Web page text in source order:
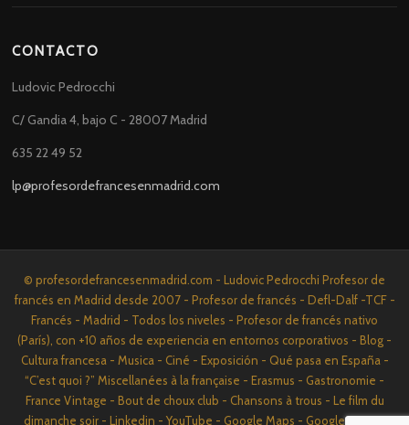
CONTACTO
Ludovic Pedrocchi
C/ Gandia 4, bajo C - 28007 Madrid
635 22 49 52
lp@profesordefrancesenmadrid.com
© profesordefrancesenmadrid.com - Ludovic Pedrocchi Profesor de
francés en Madrid desde 2007 - Profesor de francés - Defl-Dalf -TCF -
Francés - Madrid - Todos los niveles - Profesor de francés nativo
(París), con +10 años de experiencia en entornos corporativos - Blog -
Cultura francesa - Musica - Ciné - Exposición - Qué pasa en España -
“C’est quoi ?” Miscellanées à la française - Erasmus - Gastronomie -
France Vintage - Bout de choux club - Chansons à trous - Le film du
dimanche soir - Linkedin - YouTube - Google Maps - Google News -